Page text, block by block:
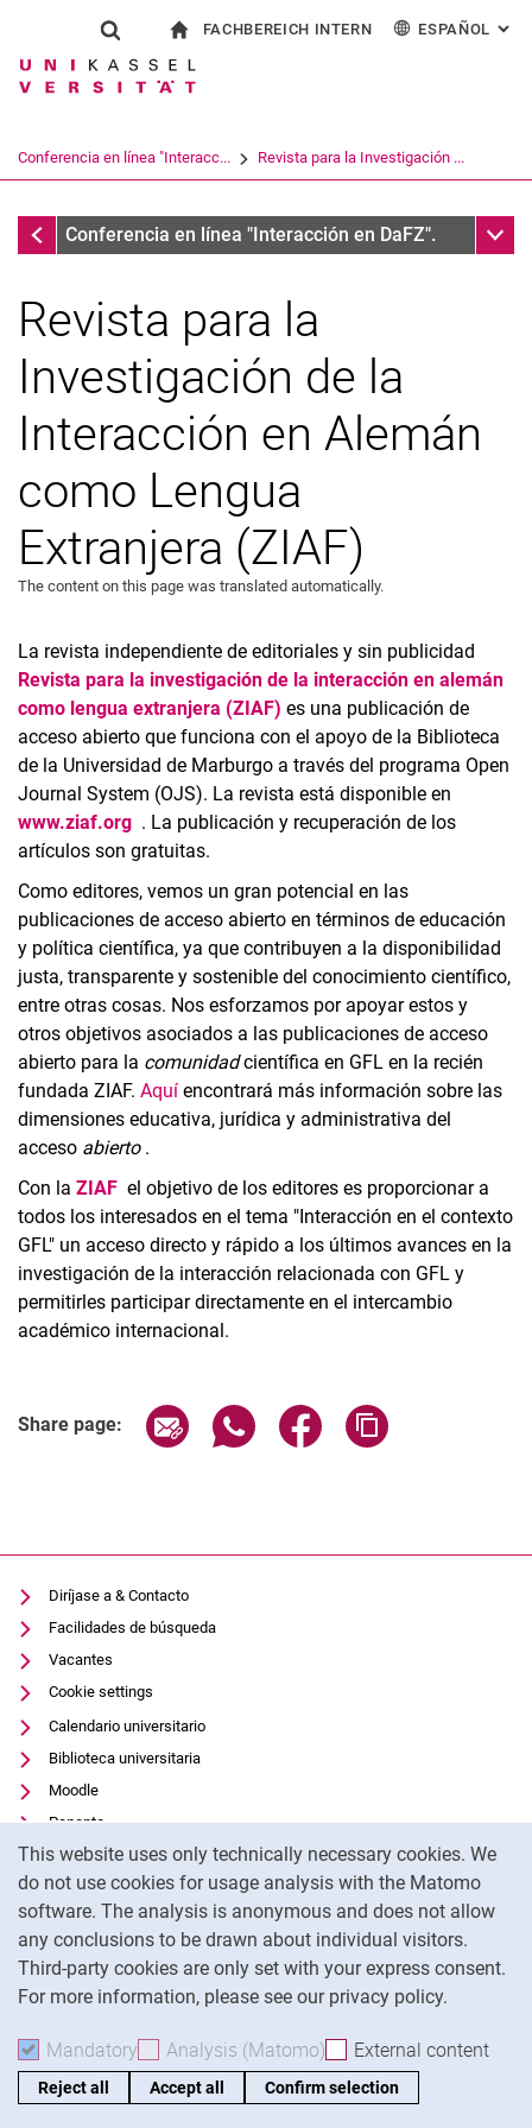
Jump directly to: content
Jump directly to: search
Jump directly to: main
This website uses only technically necessary cookies. We
do not use cookies for usage analysis with the Matomo
software. The analysis is anonymous and does not allow
any conclusions to be drawn about individual visitors.
Third-party cookies are only set with your express consent.
For more information, please see our privacy policy.
Mandatory Accept mandatory cookies
Analysis (Matomo) Accept analysis cookies
External content
Reject all Accept all Confirm selection
Show search form
Search term
Search (opens an external link in a
FACHBEREICH INTERN ESPAÑOL :
Conferencia en línea "Interacc... Revista para la Investigación ...
Conferencias
Conferencia en línea "Interacción en DaFZ". Sub
Revista para la
Investigación de la
Interacción en Alemán
como Lengua
Extranjera (ZIAF)
The content on this page was translated automatically.
La revista independiente de editoriales y sin publicidad
Revista para la investigación de la interacción en alemán
como lengua extranjera (ZIAF) es una publicación de
acceso abierto que funciona con el apoyo de la Biblioteca
de la Universidad de Marburgo a través del programa Open
Journal System (OJS). La revista está disponible en
www.ziaf.org . La publicación y recuperación de los
artículos son gratuitas.
Como editores, vemos un gran potencial en las
publicaciones de acceso abierto en términos de educación
y política científica, ya que contribuyen a la disponibilidad
justa, transparente y sostenible del conocimiento científico,
entre otras cosas. Nos esforzamos por apoyar estos y
otros objetivos asociados a las publicaciones de acceso
abierto para la comunidadcientífica en GFL en la recién
fundada ZIAF. Aquí encontrará más información sobre las
dimensiones educativa, jurídica y administrativa del
acceso abierto .
Con la ZIAF el objetivo de los editores es proporcionar a
todos los interesados en el tema "Interacción en el contexto
GFL" un acceso directo y rápido a los últimos avances en la
investigación de la interacción relacionada con GFL y
permitirles participar directamente en el intercambio
académico internacional.
Share page: Share page via email
Share page via WhatsApp
Share page via
Diríjase a & Contacto
Facilidades de búsqueda
Vacantes
Cookie settings
Calendario universitario
Biblioteca universitaria
Moodle
Panopto
Protección de datos
Accesibilidad
Uso transparente de la IA